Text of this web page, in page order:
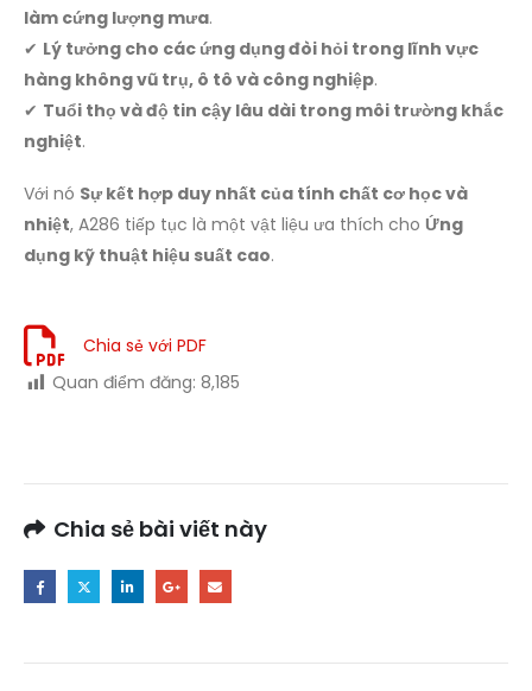
làm cứng lượng mưa.
✔ Lý tưởng cho các ứng dụng đòi hỏi trong lĩnh vực
hàng không vũ trụ, ô tô và công nghiệp.
✔ Tuổi thọ và độ tin cậy lâu dài trong môi trường khắc
nghiệt.
Với nó Sự kết hợp duy nhất của tính chất cơ học và
nhiệt, A286 tiếp tục là một vật liệu ưa thích cho Ứng
dụng kỹ thuật hiệu suất cao.
Chia sẻ với PDF
Quan điểm đăng: 8,185
Chia sẻ bài viết này